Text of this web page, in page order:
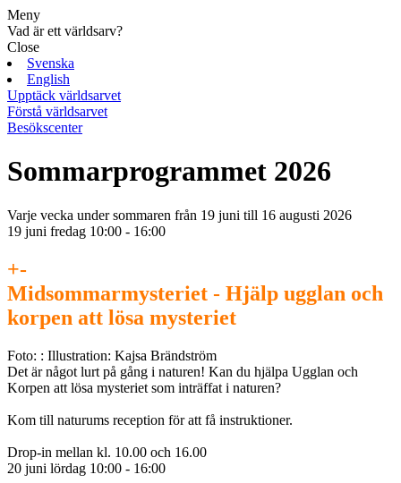
Meny
Vad är ett världsarv?
Close
Svenska
English
Upptäck världsarvet
Förstå världsarvet
Besökscenter
Sommarprogrammet 2026
Varje vecka under sommaren från 19 juni till 16 augusti 2026
19 juni fredag 10:00 - 16:00
+-
Midsommarmysteriet - Hjälp ugglan och
korpen att lösa mysteriet
Foto: : Illustration: Kajsa Brändström
Det är något lurt på gång i naturen! Kan du hjälpa Ugglan och
Korpen att lösa mysteriet som inträffat i naturen?
Kom till naturums reception för att få instruktioner.
Drop-in mellan kl. 10.00 och 16.00
20 juni lördag 10:00 - 16:00